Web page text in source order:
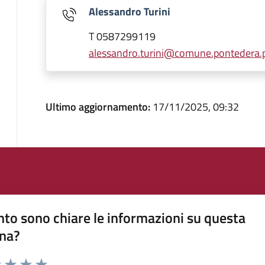
Alessandro Turini
T 0587299119
Ultimo aggiornamento: 17/11/2025, 09:32
sono chiare le informazioni su questa